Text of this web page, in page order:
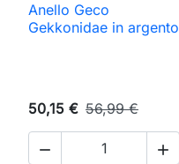
Anello Geco
Gekkonidae in argento
50,15 € 56,99 €
 